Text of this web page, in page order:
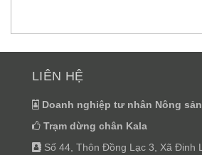
LIÊN HỆ
Doanh nghiệp tư nhân Nông
Trạm dừng chân Kala
Số 44, Thôn Đồng Lạc 3, Xã Đinh